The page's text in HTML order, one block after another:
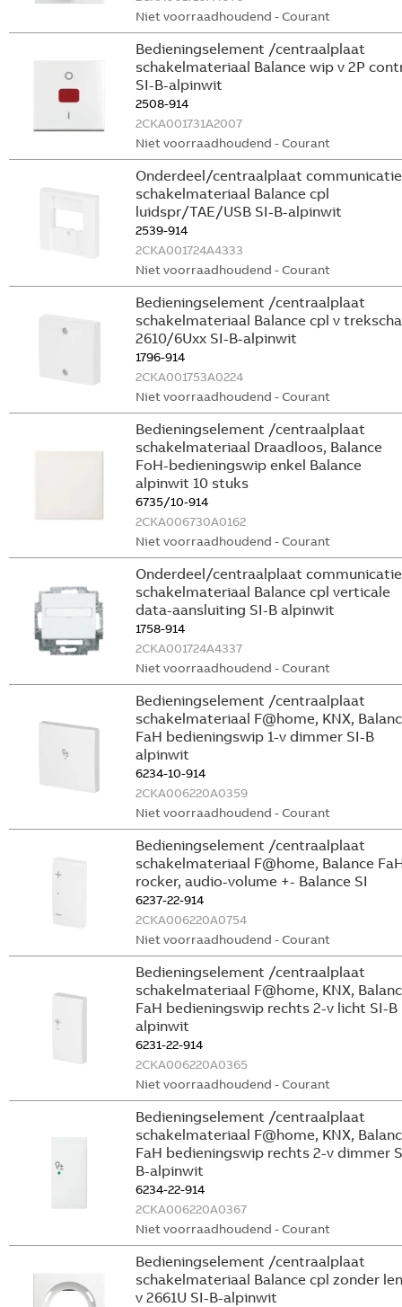
Niet voorraadhoudend - Courant
Bedieningselement /centraalplaat
schakelmateriaal Balance wip v 2P
SI-B-alpinwit
2508-914
2CKA001731A2007
Niet voorraadhoudend - Courant
Onderdeel/centraalplaat
schakelmateriaal Balance cpl
luidspr/TAE/USB SI-B-alpinwit
2539-914
2CKA001724A4333
Niet voorraadhoudend - Courant
Bedieningselement /centraalplaat
schakelmateriaal Balance cpl v
2610/6Uxx SI-B-alpinwit
1796-914
2CKA001753A0224
Niet voorraadhoudend - Courant
Bedieningselement /centraalplaat
schakelmateriaal Draadloos, Balance
FoH-bedieningswip enkel Balance
alpinwit 10 stuks
6735/10-914
2CKA006730A0162
Niet voorraadhoudend - Courant
Onderdeel/centraalplaat
schakelmateriaal Balance cpl verticale
data-aansluiting SI-B alpinwit
1758-914
2CKA001724A4337
Niet voorraadhoudend - Courant
Bedieningselement /centraalplaat
schakelmateriaal F@home, KNX,
FaH bedieningswip 1-v dimmer SI-B
alpinwit
6234-10-914
2CKA006220A0359
Niet voorraadhoudend - Courant
Bedieningselement /centraalplaat
schakelmateriaal F@home, Balance
rocker, audio-volume +- Balance SI
6237-22-914
2CKA006220A0754
Niet voorraadhoudend - Courant
Bedieningselement /centraalplaat
schakelmateriaal F@home, KNX,
FaH bedieningswip rechts 2-v licht SI-B
alpinwit
6231-22-914
2CKA006220A0365
Niet voorraadhoudend - Courant
Bedieningselement /centraalplaat
schakelmateriaal F@home, KNX,
FaH bedieningswip rechts 2-v dimmer
B-alpinwit
6234-22-914
2CKA006220A0367
Niet voorraadhoudend - Courant
Bedieningselement /centraalplaat
schakelmateriaal Balance cpl zonder
v 2661U SI-B-alpinwit